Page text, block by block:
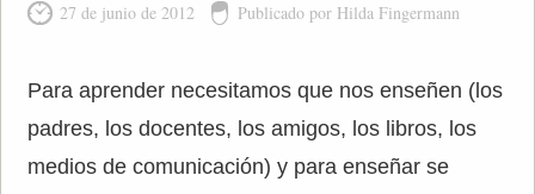
27 de junio de 2012 Publicado por Hilda Fingermann
Para aprender necesitamos que nos enseñen (los
padres, los docentes, los amigos, los libros, los
medios de comunicación) y para enseñar se